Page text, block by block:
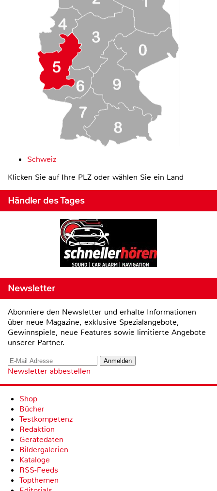
Schweiz
Klicken Sie auf Ihre PLZ oder wählen Sie ein Land
Händler des Tages
Newsletter
Abonniere den Newsletter und erhalte Informationen
über neue Magazine, exklusive Spezialangebote,
Gewinnspiele, neue Features sowie limitierte Angebote
unserer Partner.
Newsletter abbestellen
Shop
Bücher
Testkompetenz
Redaktion
Gerätedaten
Bildergalerien
Kataloge
RSS-Feeds
Topthemen